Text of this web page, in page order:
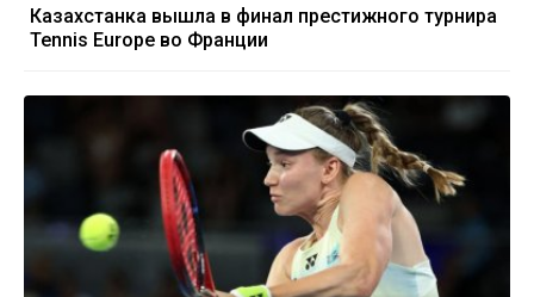
Казахстанка вышла в финал престижного турнира
Tennis Europe во Франции